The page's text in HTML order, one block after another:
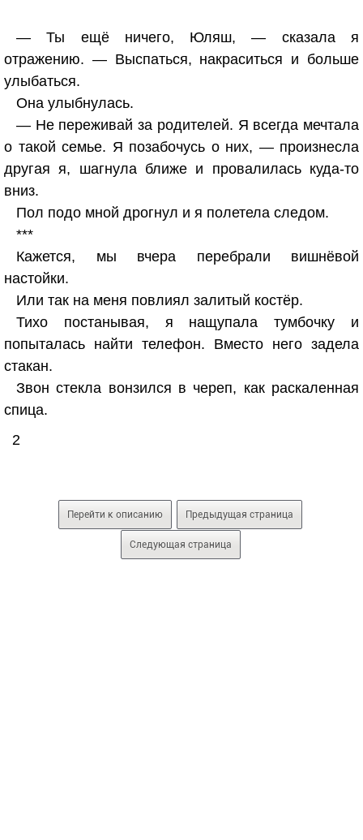
— Ты ещё ничего, Юляш, — сказала я
отражению. — Выспаться, накраситься и больше
улыбаться.
Она улыбнулась.
— Не переживай за родителей. Я всегда мечтала
о такой семье. Я позабочусь о них, — произнесла
другая я, шагнула ближе и провалилась куда-то
вниз.
Пол подо мной дрогнул и я полетела следом.
***
Кажется, мы вчера перебрали вишнёвой
настойки.
Или так на меня повлиял залитый костёр.
Тихо постанывая, я нащупала тумбочку и
попыталась найти телефон. Вместо него задела
стакан.
Звон стекла вонзился в череп, как раскаленная
спица.
2
Перейти к описанию Предыдущая страница
Следующая страница